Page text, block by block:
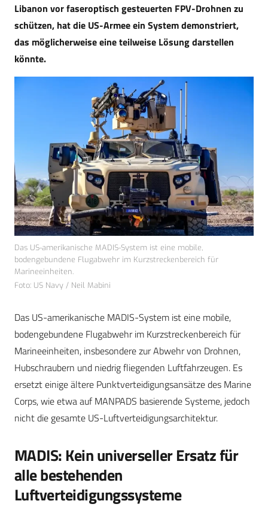
Libanon vor faseroptisch gesteuerten FPV-Drohnen zu
schützen, hat die US-Armee ein System demonstriert,
das möglicherweise eine teilweise Lösung darstellen
könnte.
Das US-amerikanische MADIS-System ist eine mobile,
bodengebundene Flugabwehr im Kurzstreckenbereich für
Marineeinheiten.
Foto: US Navy / Neil Mabini
Das US-amerikanische MADIS-System ist eine mobile,
bodengebundene Flugabwehr im Kurzstreckenbereich für
Marineeinheiten, insbesondere zur Abwehr von Drohnen,
Hubschraubern und niedrig fliegenden Luftfahrzeugen. Es
ersetzt einige ältere Punktverteidigungsansätze des Marine
Corps, wie etwa auf MANPADS basierende Systeme, jedoch
nicht die gesamte US-Luftverteidigungsarchitektur.
MADIS: Kein universeller Ersatz für
alle bestehenden
Luftverteidigungssysteme